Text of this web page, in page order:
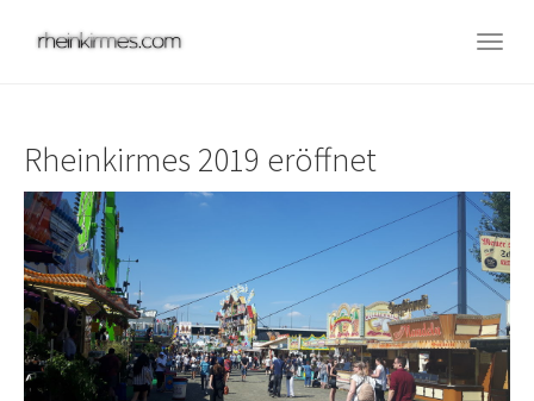
Rheinkirmes 2019 eröffnet